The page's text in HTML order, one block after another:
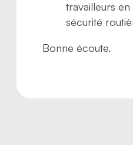
travailleurs
sécurité
Bonne écoute.